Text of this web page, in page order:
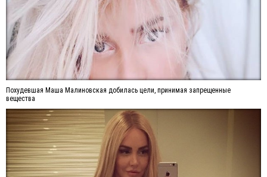
Похудевшая Маша Малиновская добилась цели, принимая запрещенные
вещества